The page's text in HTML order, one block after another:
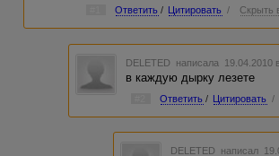
Ответить / Цитировать / Скрыть
DELETED написала 19.04.2010
в каждую дырку лезете
Ответить / Цитировать /
DELETED написал